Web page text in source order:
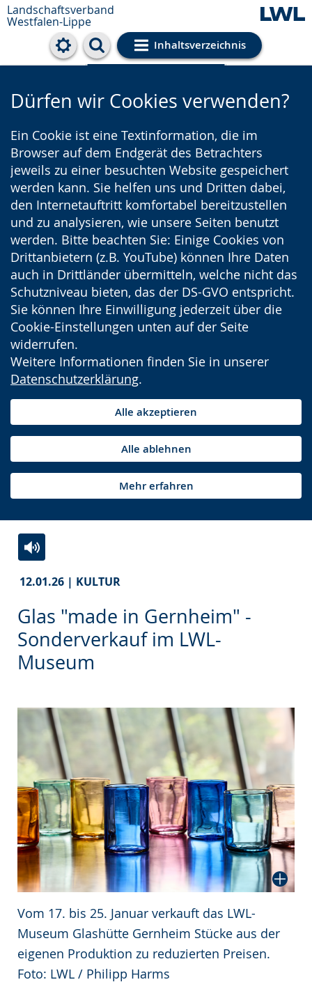
Landschaftsverband
Westfalen-Lippe
Inhaltsverzeichnis
Cookie-Einstellungen
Dürfen wir Cookies verwenden?
Ein Cookie ist eine Textinformation, die im
Browser auf dem Endgerät des Betrachters
jeweils zu einer besuchten Website gespeichert
werden kann. Sie helfen uns und Dritten dabei,
den Internetauftritt komfortabel bereitzustellen
und zu analysieren, wie unsere Seiten benutzt
werden. Bitte beachten Sie: Einige Cookies von
Drittanbietern (z.B. YouTube) können Ihre Daten
auch in Drittländer übermitteln, welche nicht das
Schutzniveau bieten, das der DS-GVO entspricht.
Sie können Ihre Einwilligung jederzeit über die
Cookie-Einstellungen unten auf der Seite
widerrufen.
Weitere Informationen finden Sie in unserer
Datenschutzerklärung.
Alle akzeptieren
Alle ablehnen
Mehr erfahren
12.01.26 | KULTUR
Glas "made in Gernheim" -
Sonderverkauf im LWL-
Museum
Vom 17. bis 25. Januar verkauft das LWL-
Museum Glashütte Gernheim Stücke aus der
eigenen Produktion zu reduzierten Preisen.
Foto: LWL / Philipp Harms
Leichten
Sprache
wechseln.
Audio-
Unterstützung.
Video
in
Deutscher
Gebärdensprache
wird